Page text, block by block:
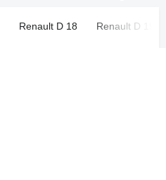
Renault D 18 Renault D 19